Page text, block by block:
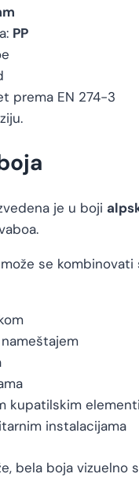
PP
prema EN 274-3
je u boji
se kombinovati
kupatilskim
instalacijama
bela boja vizuelno